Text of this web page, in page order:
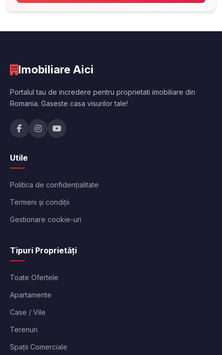
Imobiliare Aici
Portalul tau de incredere pentru proprietati imobiliare din
Romania. Gaseste casa visurilor tale!
Utile
Politica de confidențialitate
Termeni și condiții
Gestionare cookie-uri
Tipuri Proprietăți
Toate Ofertele
Apartamente
Case / Vile
Terenuri
Spații Comerciale